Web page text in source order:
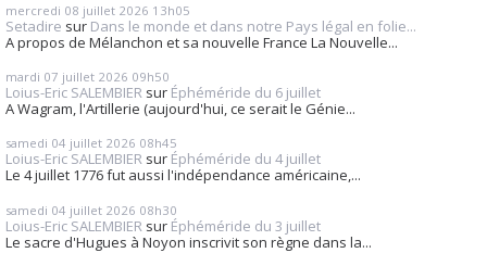
mercredi 08 juillet 2026 13h05
Setadire sur Dans le monde et dans notre Pays légal en folie...
A propos de Mélanchon et sa nouvelle France La Nouvelle...
mardi 07 juillet 2026 09h50
Loius-Eric SALEMBIER sur Éphéméride du 6 juillet
A Wagram, l'Artillerie (aujourd'hui, ce serait le Génie...
samedi 04 juillet 2026 08h45
Loius-Eric SALEMBIER sur Éphéméride du 4 juillet
Le 4 juillet 1776 fut aussi l'indépendance américaine,...
samedi 04 juillet 2026 08h30
Loius-Eric SALEMBIER sur Éphéméride du 3 juillet
Le sacre d'Hugues à Noyon inscrivit son règne dans la...